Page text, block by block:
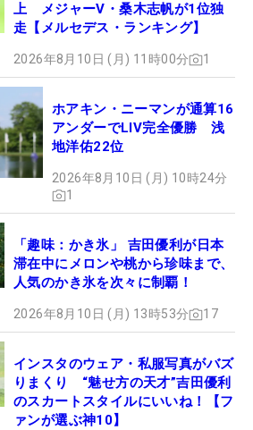
上 メジャーV・桑木志帆が1位独
走【メルセデス・ランキング】
2026年8月10日 (月) 11時00分 1
ホアキン・ニーマンが通算16
アンダーでLIV完全優勝 浅
地洋佑22位
2026年8月10日 (月) 10時24分
1
「趣味：かき氷」 吉田優利が日本
滞在中にメロンや桃から珍味まで、
人気のかき氷を次々に制覇！
2026年8月10日 (月) 13時53分 17
インスタのウェア・私服写真がバズ
りまくり “魅せ方の天才”吉田優利
のスカートスタイルにいいね！【フ
ァンが選ぶ神10】